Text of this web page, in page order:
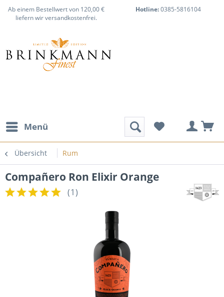
Ab einem Bestellwert von 120,00 €
liefern wir versandkostenfrei.
Hotline:0385-5816104
Menü
Übersicht Rum
Compañero Ron Elixir Orange
(1)